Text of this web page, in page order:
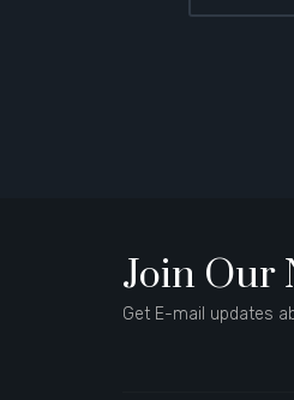
Join Our
Get E-mail updates